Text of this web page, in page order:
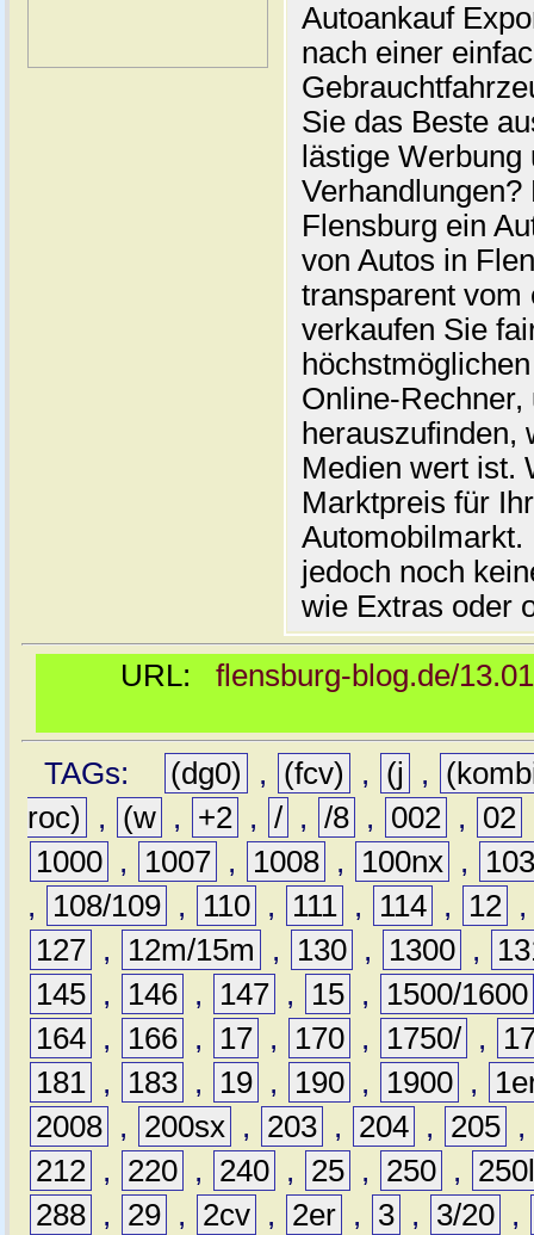
Autoankauf
nach einer
Sie das Beste
lästige
Flensburg ein
von Autos in
transparent vom
verkaufen Sie
Online-
herauszufinden,
Medien wert ist.
Marktpreis für
jedoch noch
wie Extras oder
URL: flensburg-blog.de/
TAGs: (dg0) , (fcv) , (j ,
roc)
, (w , +2 , / , /8 , 002 , 02
1000 , 1007 , 1008 , 100nx ,
,
108/109 , 110 , 111 , 114 , 12
127 , 12m/15m , 130 , 1300 ,
145 , 146 , 147 , 15 ,
1500/1600
164 , 166 , 17 , 170 , 1750/ ,
181 , 183 , 19 , 190 , 1900 ,
2008 , 200sx , 203 , 204 , 205 ,
212 , 220 , 240 , 25 , 250 ,
288 , 29 , 2cv , 2er , 3 , 3/20 ,